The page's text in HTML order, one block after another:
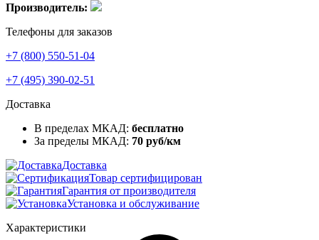
Производитель:
Телефоны для заказов
+7 (800) 550-51-04
+7 (495) 390-02-51
Доставка
В пределах МКАД: бесплатно
За пределы МКАД: 70 руб/км
Доставка
Товар сертифицирован
Гарантия от производителя
Установка и обслуживание
Характеристики